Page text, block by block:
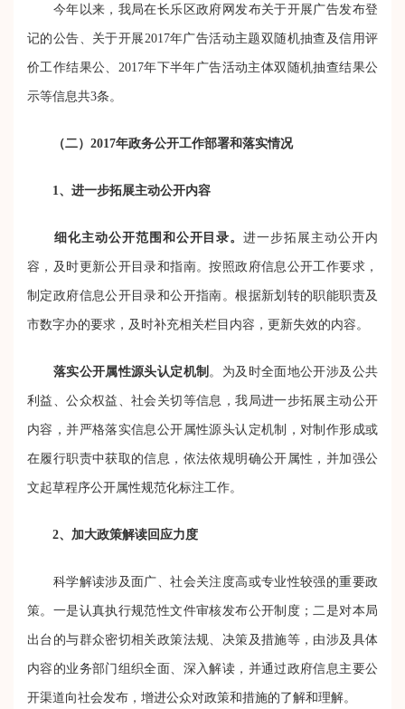
今年以来，我局在长乐区政府网发布关于开展广告发布登
记的公告、关于开展2017年广告活动主题双随机抽查及信用评
价工作结果公、2017年下半年广告活动主体双随机抽查结果公
示等信息共3条。
（二）2017年政务公开工作部署和落实情况
1、进一步拓展主动公开内容
细化主动公开范围和公开目录。进一步拓展主动公开内
容，及时更新公开目录和指南。按照政府信息公开工作要求，
制定政府信息公开目录和公开指南。根据新划转的职能职责及
市数字办的要求，及时补充相关栏目内容，更新失效的内容。
落实公开属性源头认定机制 。为及时全面地公开涉及公共
利益、公众权益、社会关切等信息，我局进一步拓展主动公开
内容，并严格落实信息公开属性源头认定机制，对制作形成或
在履行职责中获取的信息，依法依规明确公开属性，并加强公
文起草程序公开属性规范化标注工作。
2、加大政策解读回应力度
科学解读涉及面广、社会关注度高或专业性较强的重要政
策。一是认真执行规范性文件审核发布公开制度；二是对本局
出台的与群众密切相关政策法规、决策及措施等，由涉及具体
内容的业务部门组织全面、深入解读，并通过政府信息主要公
开渠道向社会发布，增进公众对政策和措施的了解和理解。